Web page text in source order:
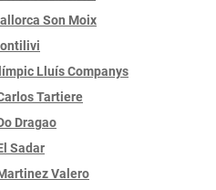
Son Moix
Lluís Companys
Tartiere
Dragao
Sadar
Valero